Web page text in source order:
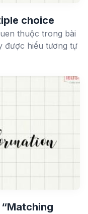
choice
thuộc trong bài
được hiểu tương tự